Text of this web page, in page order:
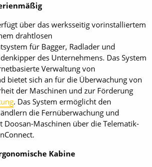
über das werksseitig vorinstalliertem
drahtlosen
für Bagger, Radlader und
des Unternehmens. Das System
Verwaltung von
bietet sich an für die Überwachung von
der Maschinen und zur Förderung
. Das System ermöglicht den
die Fernüberwachung und
Maschinen über die Telematik-
Kabine